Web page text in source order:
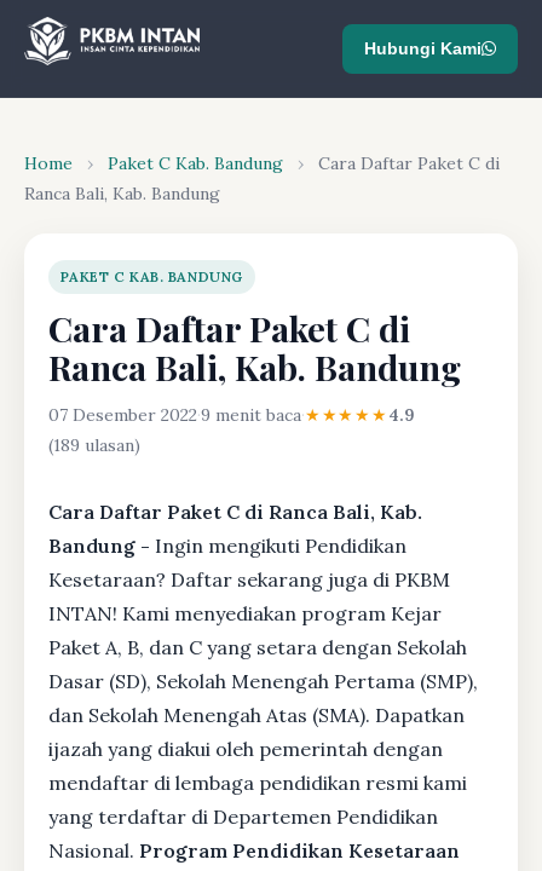
Hubungi Kami
Home › Paket C Kab. Bandung ›
Cara Daftar Paket C di
Ranca Bali, Kab. Bandung
PAKET C KAB. BANDUNG
Cara Daftar Paket C di
Ranca Bali, Kab. Bandung
07 Desember 2022·9 menit baca·★★★★★4.9
(189 ulasan)
Cara Daftar Paket C di Ranca Bali, Kab.
Bandung - Ingin mengikuti Pendidikan
Kesetaraan? Daftar sekarang juga di PKBM
INTAN! Kami menyediakan program Kejar
Paket A, B, dan C yang setara dengan Sekolah
Dasar (SD), Sekolah Menengah Pertama (SMP),
dan Sekolah Menengah Atas (SMA). Dapatkan
ijazah yang diakui oleh pemerintah dengan
mendaftar di lembaga pendidikan resmi kami
yang terdaftar di Departemen Pendidikan
Nasional. Program Pendidikan Kesetaraan